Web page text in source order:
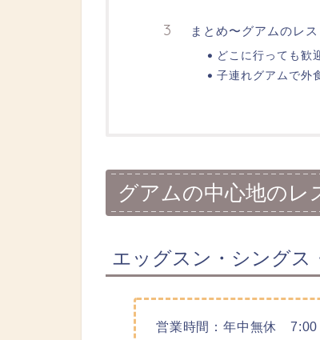
まとめ〜グアムのレ
どこに行っても歓
子連れグアムで外
グアムの中心地のレ
エッグスン・シングス
営業時間：年中無休 7:00